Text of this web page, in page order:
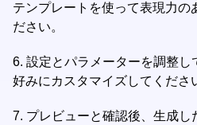
テンプレートを使って表現力の
ださい。
6. 設定とパラメーターを調整し
好みにカスタマイズしてくださ
7. プレビューと確認後、生成し